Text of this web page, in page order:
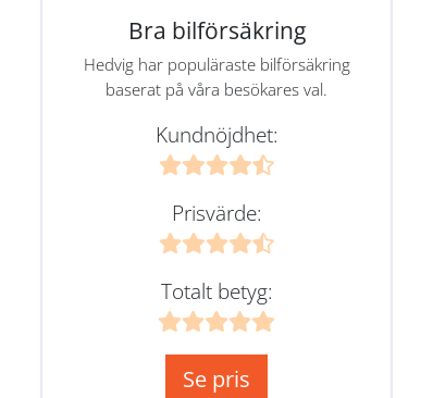
Bra bilförsäkring
Hedvig har populäraste bilförsäkring
baserat på våra besökares val.
Kundnöjdhet:
Prisvärde:
Totalt betyg:
Se pris